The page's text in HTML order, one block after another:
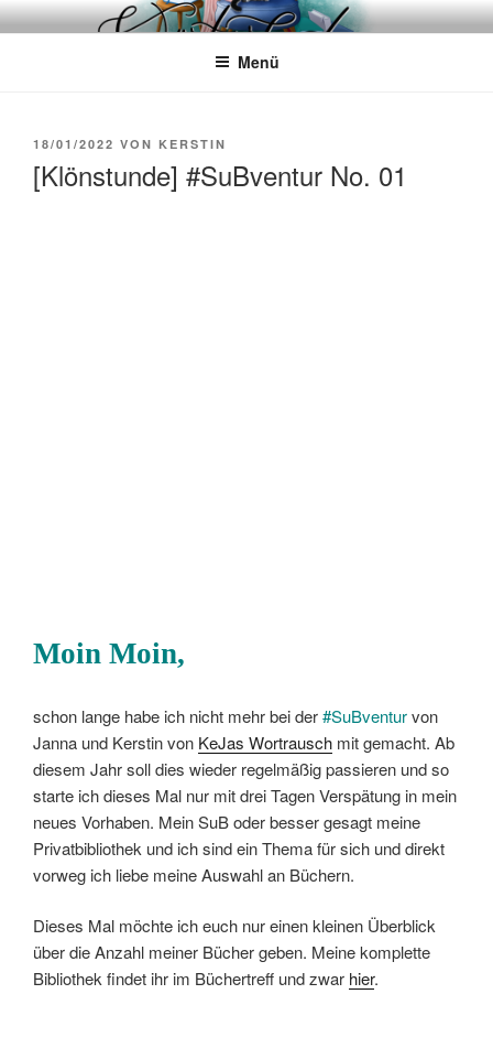
Zum
InhaltWÖRTERKATZE
Von Büchern erzählen
Menü
VERÖFFENTLICHT
18/01/2022 VON KERSTIN
[Klönstunde] #SuBventur No. 01
Moin Moin,
schon lange habe ich nicht mehr bei der#SuBventurvon
Janna und Kerstin von KeJas Wortrausch mit gemacht. Ab
diesem Jahr soll dies wieder regelmäßig passieren und so
starte ich dieses Mal nur mit drei Tagen Verspätung in mein
neues Vorhaben. Mein SuB oder besser gesagt meine
Privatbibliothek und ich sind ein Thema für sich und direkt
vorweg ich liebe meine Auswahl an Büchern.
Dieses Mal möchte ich euch nur einen kleinen Überblick
über die Anzahl meiner Bücher geben. Meine komplette
Bibliothek findet ihr im Büchertreff und zwar hier.